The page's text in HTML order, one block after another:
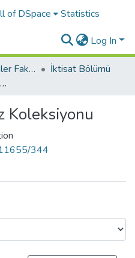
of DSpace Statistics
Log In
İktisadi ve İdari Bilimler Fakültesi
İktisat Bölümü
İktisat Bölümü Tez Koleksiyonu
Koleksiyonu
344